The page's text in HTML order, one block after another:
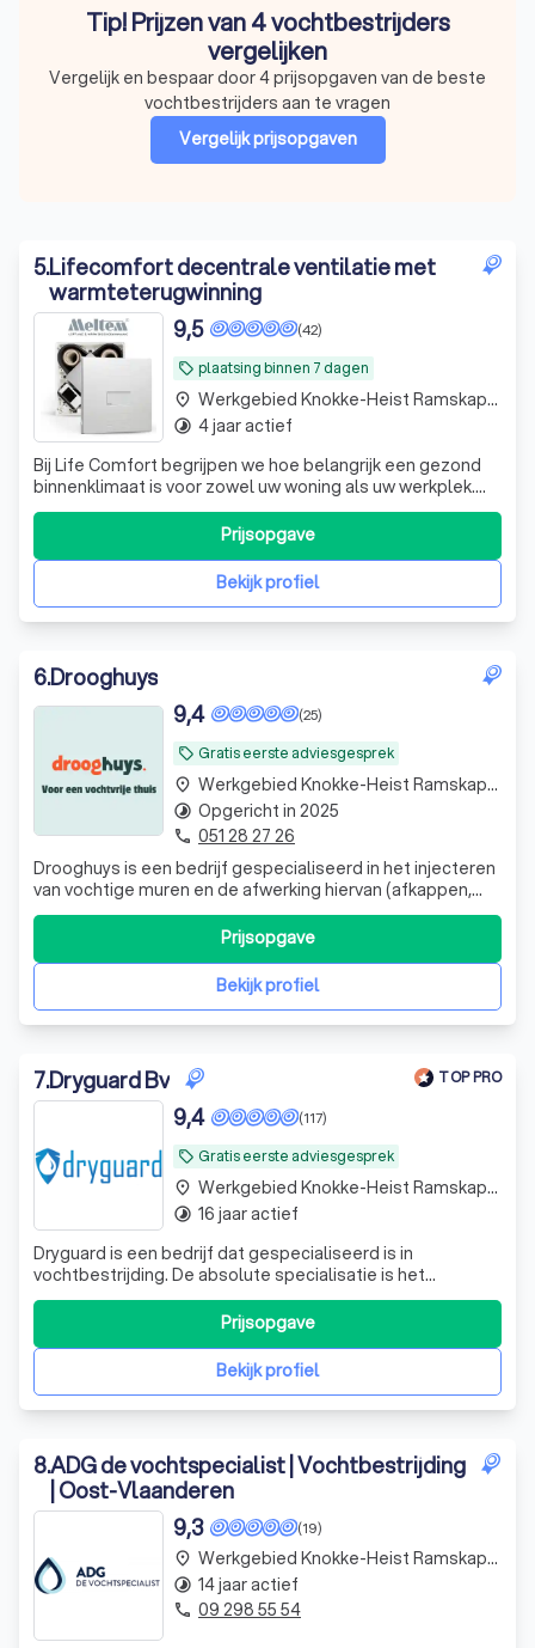
Tip! Prijzen van 4 vochtbestrijders
vergelijken
Vergelijk en bespaar door 4 prijsopgaven van de beste
vochtbestrijders aan te vragen
Vergelijk prijsopgaven
5.Lifecomfort decentrale ventilatie met
warmteterugwinning
local_offer plaatsing binnen 7 dagen
(42)
9,5
Bij Life Comfort begrijpen we hoe belangrijk een gezond
binnenklimaat is voor zowel uw woning als uw werkplek.
Wij zijn gespecialiseerd in het bieden van oplossingen
voor vochtproblemen, zoals schimmel en condensatie,
door middel van onze geavanceerde decentrale
ventilatie-units. Als exclusieve verd
Bekijk profiel
Prijsopgave
place Werkgebied Knokke-Heist Ramskapelle
timelapse 4 jaar actief
6.Drooghuys
local_offer Gratis eerste adviesgesprek
(25)
9,4
Drooghuys is een bedrijf gespecialiseerd in het injecteren
van vochtige muren en de afwerking hiervan (afkappen,
salptermembraan plaatsen en herpleisteren). wij
behandelen geen kelders of andere vochtproblemen om
zo onze volledige aandacht op opstijgend vocht te
kunnen vestigen.
Bekijk profiel
Prijsopgave
place Werkgebied Knokke-Heist Ramskapelle
timelapse Opgericht in 2025
phone 051 28 27 26
7.Dryguard Bv TOP PRO
local_offer Gratis eerste adviesgesprek
(117)
9,4
Dryguard is een bedrijf dat gespecialiseerd is in
vochtbestrijding. De absolute specialisatie is het
behandelen van muren tegen opstijgend vocht. Dryguard
is een gezonde KMO met een meewerkende zaakvoerder
dat zich richt op klanten die zo budgetvriendelijk mogelijk
willen injecteren tegen opstijgen
Bekijk profiel
Prijsopgave
place Werkgebied Knokke-Heist Ramskapelle
timelapse 16 jaar actief
8.ADG de vochtspecialist | Vochtbestrijding
| Oost-Vlaanderen
(19)
9,3
place Werkgebied Knokke-Heist Ramskapelle
timelapse 14 jaar actief
phone 09 298 55 54